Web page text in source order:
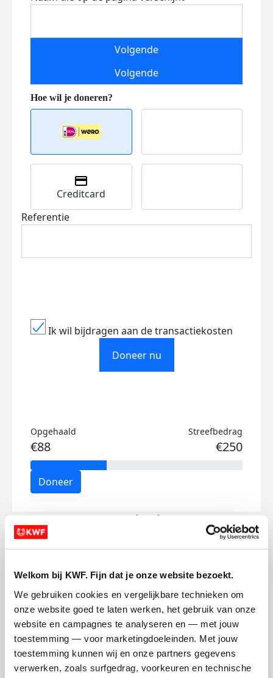
Welkom bij KWF. Fijn dat je onze website bezoekt.
We gebruiken cookies en vergelijkbare technieken om
onze website goed te laten werken, het gebruik van onze
website en campagnes te analyseren en — met jouw
toestemming — voor marketingdoeleinden. Met jouw
toestemming kunnen wij en onze partners gegevens
verwerken, zoals surfgedrag, voorkeuren en technische
Volgende
Volgende
Creditcard
Referentie
Ik wil bijdragen aan de transactiekosten
Doneer nu
Opgehaald
€88
Streefbedrag
€250
Doneer
Joost's badges